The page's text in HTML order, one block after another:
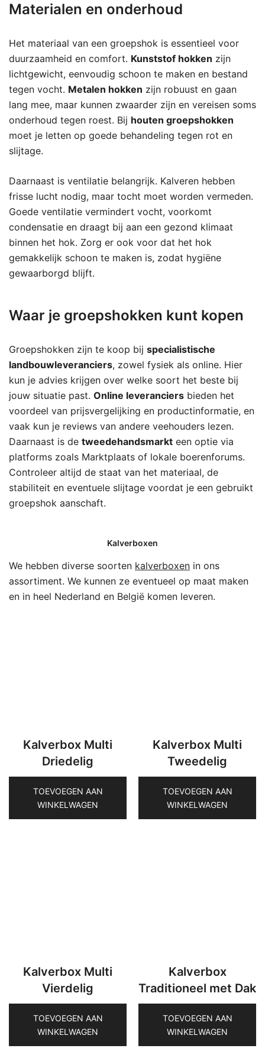
Materialen en onderhoud
Het materiaal van een groepshok is essentieel voor
duurzaamheid en comfort. Kunststof hokken zijn
lichtgewicht, eenvoudig schoon te maken en bestand
tegen vocht. Metalen hokken zijn robuust en gaan
lang mee, maar kunnen zwaarder zijn en vereisen soms
onderhoud tegen roest. Bij houten groepshokken
moet je letten op goede behandeling tegen rot en
slijtage.
Daarnaast is ventilatie belangrijk. Kalveren hebben
frisse lucht nodig, maar tocht moet worden vermeden.
Goede ventilatie vermindert vocht, voorkomt
condensatie en draagt bij aan een gezond klimaat
binnen het hok. Zorg er ook voor dat het hok
gemakkelijk schoon te maken is, zodat hygiëne
gewaarborgd blijft.
Waar je groepshokken kunt kopen
Groepshokken zijn te koop bij specialistische
landbouwleveranciers, zowel fysiek als online. Hier
kun je advies krijgen over welke soort het beste bij
jouw situatie past. Online leveranciers bieden het
voordeel van prijsvergelijking en productinformatie, en
vaak kun je reviews van andere veehouders lezen.
Daarnaast is de tweedehandsmarkt een optie via
platforms zoals Marktplaats of lokale boerenforums.
Controleer altijd de staat van het materiaal, de
stabiliteit en eventuele slijtage voordat je een gebruikt
groepshok aanschaft.
Kalverboxen
We hebben diverse soorten kalverboxen in ons
assortiment. We kunnen ze eventueel op maat maken
en in heel Nederland en België komen leveren.
Kalverbox Multi
Driedelig
TOEVOEGEN AAN
WINKELWAGEN
Kalverbox Multi
Tweedelig
TOEVOEGEN AAN
WINKELWAGEN
Kalverbox Multi
Vierdelig
TOEVOEGEN AAN
WINKELWAGEN
Kalverbox
Traditioneel met Dak
TOEVOEGEN AAN
WINKELWAGEN